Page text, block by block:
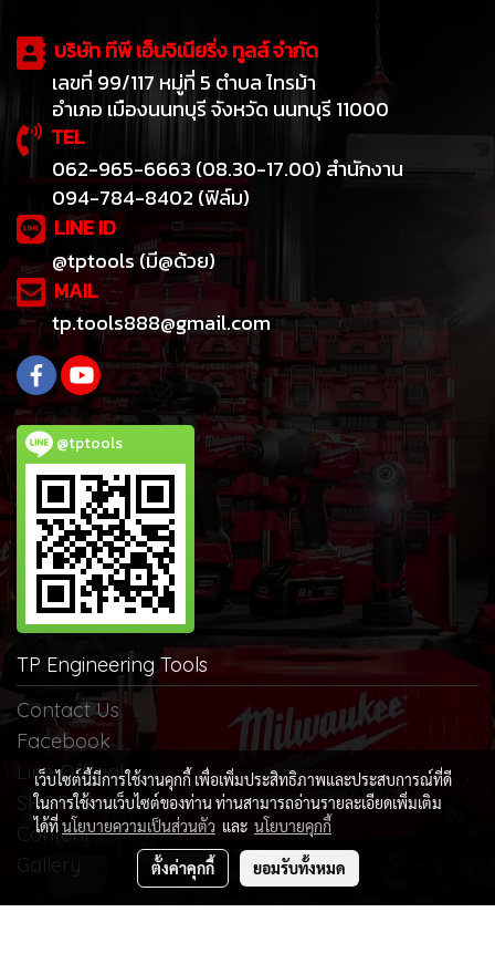
บริษัท ทีพี เอ็นจิเนียริ่ง ทูลส์ จำกัด
เลขที่ 99/117 หมู่ที่ 5 ตำบล ไทรม้า
อำเภอ เมืองนนทบุรี จังหวัด นนทบุรี 11000
TEL
062-965-6663 (08.30-17.00) สำนักงาน
094-784-8402 (ฟิล์ม)
LINE ID
@tptools (มี@ด้วย)
MAIL
tp.tools888@gmail.com
@tptools
TP Engineering Tools
Contact Us
Facebook
Line Official
SHOPEE
Content
Gallery
เว็บไซต์นี้มีการใช้งานคุกกี้ เพื่อเพิ่มประสิทธิภาพและประสบการณ์ที่ดี
ในการใช้งานเว็บไซต์ของท่าน ท่านสามารถอ่านรายละเอียดเพิ่มเติม
ได้ที่นโยบายความเป็นส่วนตัว และ นโยบายคุกกี้
ตั้งค่าคุกกี้ ยอมรับทั้งหมด